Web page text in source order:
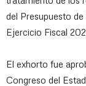
del Presupuesto
Ejercicio Fiscal
El exhorto fue
Congreso del